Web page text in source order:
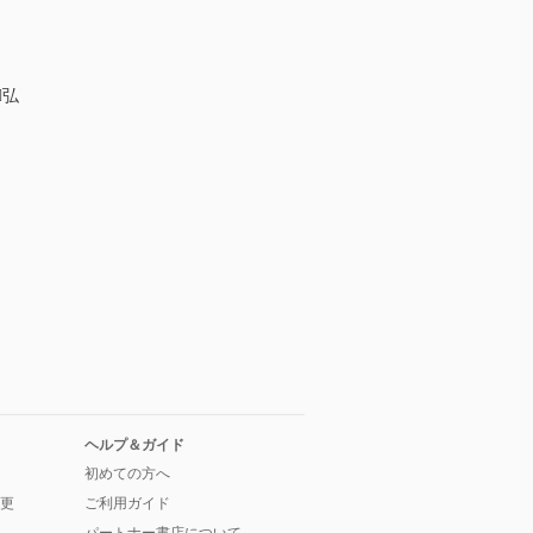
ヘルプ＆ガイド
初めての方へ
ご利用ガイド